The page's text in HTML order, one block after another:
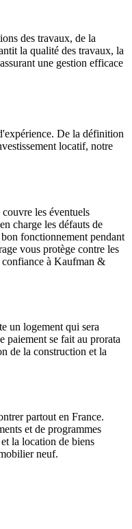
des travaux, de la
la qualité des travaux, la
une gestion efficace
De la définition
locatif, notre
les éventuels
charge les défauts de
fonctionnement pendant
vous protège contre les
confiance à Kaufman &
un logement qui sera
paiement se fait au prorata
de la construction et la
partout en France.
et de programmes
la location de biens
neuf.